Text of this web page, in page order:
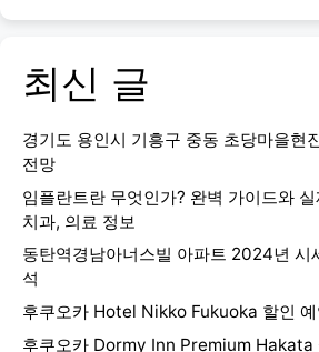
최신 글
경기도 용인시 기흥구 중동 초당마을현
전망
임플란트란 무엇인가? 완벽 가이드와
치과, 의료 정보
동탄역경남아너스빌 아파트 2024년 시
석
후쿠오카 Hotel Nikko Fukuoka 할인 예
후쿠오카 Dormy Inn Premium